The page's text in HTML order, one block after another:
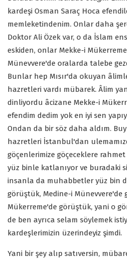
kardeşi Osman Saraç Hoca
memleketindenim. Onlar daha
Doktor Ali Özek var, o da İslam
eskiden, onlar Mekke-i
Münevvere'de oralarda talebe
Bunlar hep Mısır'da okuyan
hazretleri vardı mübarek. Âlim
dinliyordu âcizane Mekke-i
efendim dedim yok en iyi sen
Ondan da bir söz daha aldım.
hazretleri İstanbul'dan
göçenlerimize göçeceklere
yüz binle katlanıyor ve buradaki
insanla da muhabbetler yüz bin
görüştük, Medine-i Münevvere'de
Mükerreme'de görüştük, yani o
de ben ayrıca selam söylemek
kardeşlerimizin üzerindeyiz şimdi.
Yani bir şey alıp satıversin,